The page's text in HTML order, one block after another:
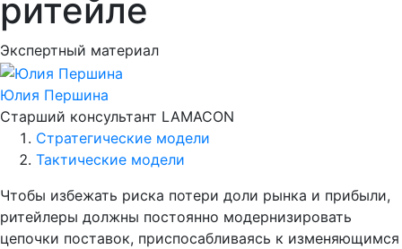
ритейле
Экспертный материал
Юлия Першина
Старший консультант LAMACON
Стратегические модели
Тактические модели
Чтобы избежать риска потери доли рынка и прибыли,
ритейлеры должны постоянно модернизировать
цепочки поставок, приспосабливаясь к изменяющимся